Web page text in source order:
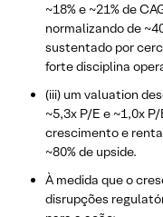
~18% e ~21% de
normalizando de
sustentado por
forte disciplina
(iii) um valuation
~5,3x P/E e ~1,0x
crescimento e
~80% de upside.
À medida que o
disrupções